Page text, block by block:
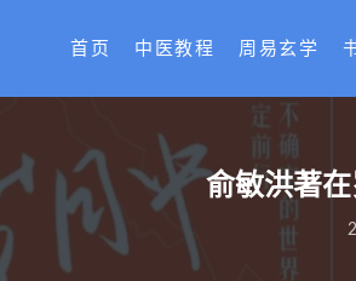
首页 中医教程 周易玄学
俞敏洪著